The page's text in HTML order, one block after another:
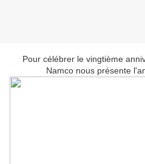
Pour célébrer le vingtième
Namco nous présente